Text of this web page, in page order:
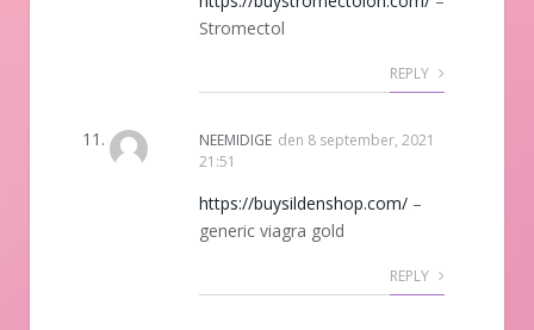
Stromectol
REPLY
NEEMIDIGE den 8 september, 2021
21:51
https://buysildenshop.com/ –
generic viagra gold
REPLY